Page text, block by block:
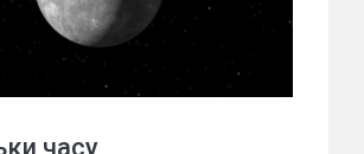
часу